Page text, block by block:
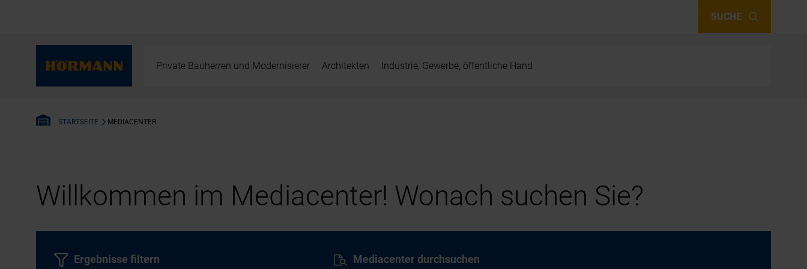
SUCHE
Private Bauherren und Modernisierer Architekten Industrie, Gewerbe, öffentliche Hand
STARTSEITE MEDIACENTER
Willkommen im Mediacenter! Wonach suchen Sie?
Mediacenter durchsuchen
Ergebnisse filtern